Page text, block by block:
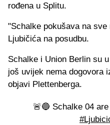
rođena u Splitu.
"Schalke pokušava na
Ljubičića na posudbu.
Schalke i Union Berlin su
još uvijek nema dogovora
objavi Plettenberga.
🚨🔵 Schalke 04